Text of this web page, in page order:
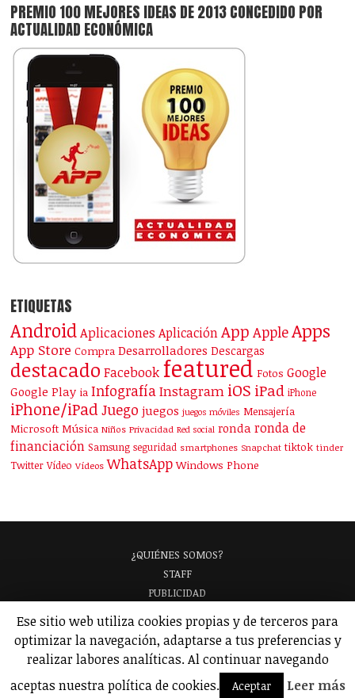
PREMIO 100 MEJORES IDEAS DE 2013 CONCEDIDO POR
ACTUALIDAD ECONÓMICA
ETIQUETAS
Android Aplicaciones Aplicación App AppleApps
App Store Compra Desarrolladores Descargas
destacado Facebook featured Fotos Google
Google Play ia InfografíaInstagram iOS iPad iPhone
iPhone/iPad Juego juegos juegos móviles Mensajería
Microsoft Música Niños Privacidad Red social ronda ronda de
financiación Samsung seguridad smartphones Snapchat tiktok tinder
Twitter Vídeo Vídeos WhatsApp Windows Phone
¿QUIÉNES SOMOS?
STAFF
PUBLICIDAD
ANALIZAMOS TU APP
GLOSARIO
POLÍTICA DE PRIVACIDAD
AVISO LEGAL
© 2026 Applicantes – Información sobre apps y juegos para móviles.
Ese sitio web utiliza cookies propias y de terceros para
optimizar la navegación, adaptarse a tus preferencias y
realizar labores analíticas. Al continuar navegando
aceptas nuestra política de cookies.
Aceptar Leer más